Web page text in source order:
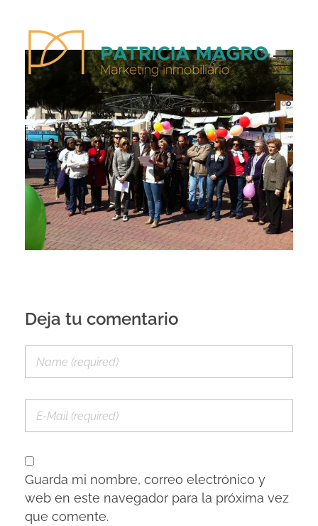
Patricia Magro - Comunicación y marketing inmobiliario
Aunque nunca me callo, guardo un par de secretos
Deja tu comentario
Guarda mi nombre, correo electrónico y
web en este navegador para la próxima vez
que comente.